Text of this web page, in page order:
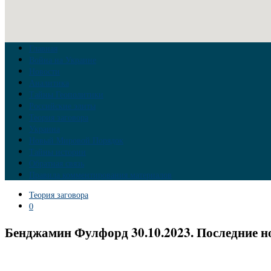
Главная
Война на Украине
Новости
Аналитика
Тайны Геополитики
Российские элиты
Теория заговора
Украина
Новый Мировой Порядок
Тайны истории
Обратная связь
Правила комментирования материалов
Теория заговора
0
Бенджамин Фулфорд 30.10.2023. Последние